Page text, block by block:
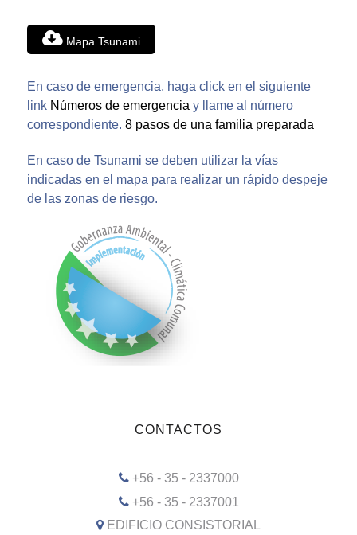
Mapa Tsunami
En caso de emergencia, haga click en el siguiente
link Números de emergencia y llame al número
correspondiente. 8 pasos de una familia preparada
En caso de Tsunami se deben utilizar la vías
indicadas en el mapa para realizar un rápido despeje
de las zonas de riesgo.
CONTACTOS
+56 - 35 - 2337000
+56 - 35 - 2337001
EDIFICIO CONSISTORIAL